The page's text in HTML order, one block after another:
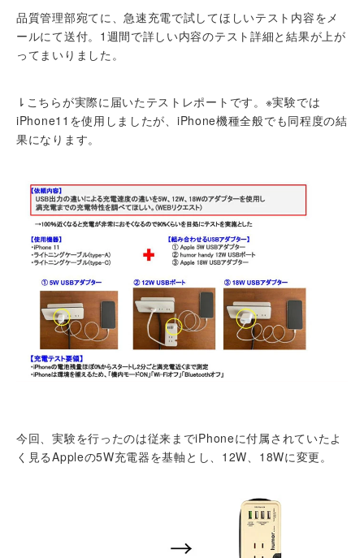
品質管理部宛てに、急速充電で試してほしいテスト内容をメ
ールにて送付。1週間で詳しい内容のテスト詳細と結果が上が
ってまいりました。
⇂こちらが実際に届いたテストレポートです。※実験では
iPhone11を使用しましたが、iPhone機種全般でも同程度の結
果になります。
今回、実験を行ったのは従来までiPhoneに付属されていたよ
く見るAppleの5W充電器を基軸とし、12W、18Wに変更。